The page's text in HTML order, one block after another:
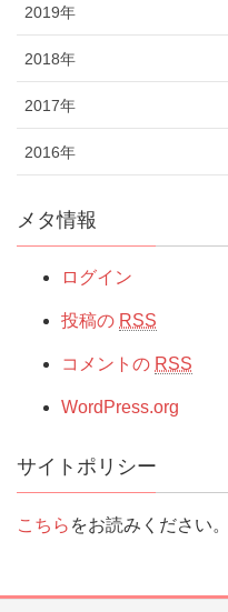
2019年
2018年
2017年
2016年
メタ情報
ログイン
投稿の RSS
コメントの RSS
WordPress.org
サイトポリシー
こちら をお読みください。